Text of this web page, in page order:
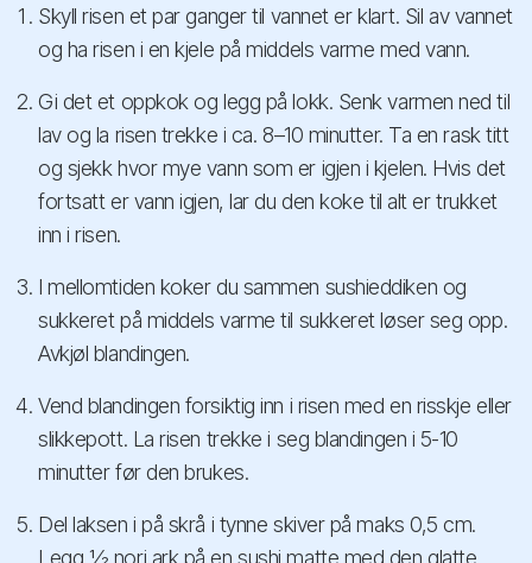
Skyll risen et par ganger til vannet er klart. Sil av vannet
og ha risen i en kjele på middels varme med vann.
Gi det et oppkok og legg på lokk. Senk varmen ned til
lav og la risen trekke i ca. 8–10 minutter. Ta en rask titt
og sjekk hvor mye vann som er igjen i kjelen. Hvis det
fortsatt er vann igjen, lar du den koke til alt er trukket
inn i risen.
I mellomtiden koker du sammen sushieddiken og
sukkeret på middels varme til sukkeret løser seg opp.
Avkjøl blandingen.
Vend blandingen forsiktig inn i risen med en risskje eller
slikkepott. La risen trekke i seg blandingen i 5-10
minutter før den brukes.
Del laksen i på skrå i tynne skiver på maks 0,5 cm.
Legg ½ nori ark på en sushi matte med den glatte